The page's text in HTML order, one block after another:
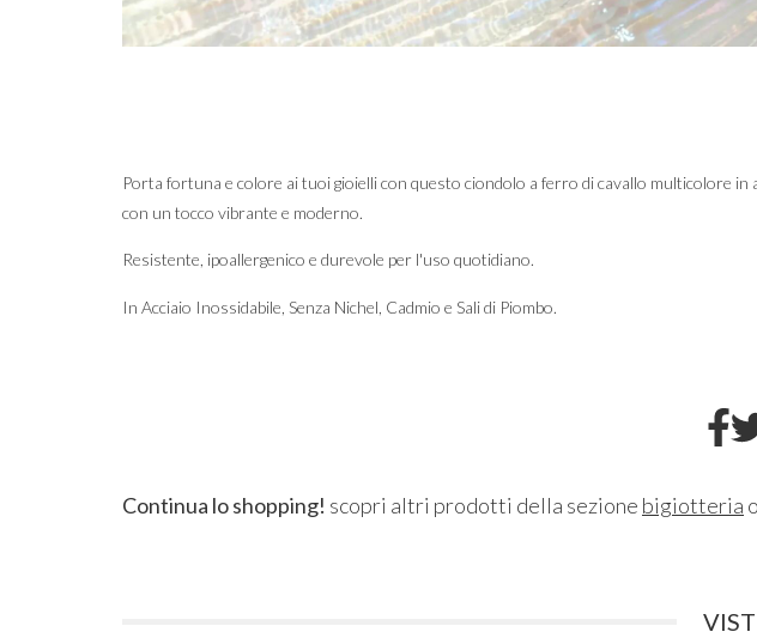
Porta fortuna e colore ai tuoi gioielli con questo ciondolo a ferro di cavallo multicolore
con un tocco vibrante e moderno.
Resistente, ipoallergenico e durevole per l'uso quotidiano.
In Acciaio Inossidabile, Senza Nichel, Cadmio e Sali di Piombo.
Continua lo shopping! scopri altri prodotti della sezione bigiotteria